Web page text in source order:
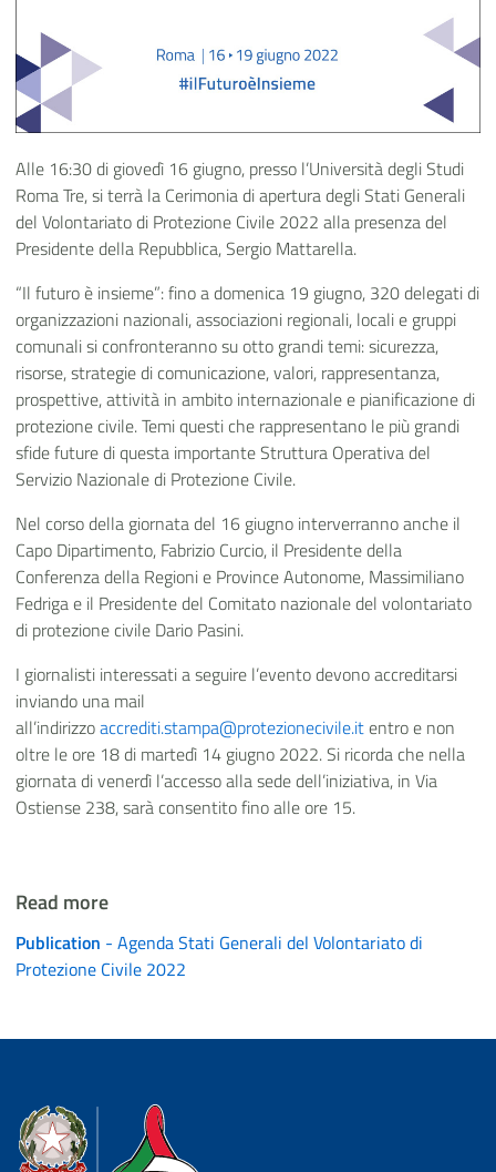
Alle 16:30 di giovedì 16 giugno, presso l’Università degli Studi
Roma Tre, si terrà la Cerimonia di apertura degli Stati Generali
del Volontariato di Protezione Civile 2022 alla presenza del
Presidente della Repubblica, Sergio Mattarella.
“Il futuro è insieme”: fino a domenica 19 giugno, 320 delegati di
organizzazioni nazionali, associazioni regionali, locali e gruppi
comunali si confronteranno su otto grandi temi: sicurezza,
risorse, strategie di comunicazione, valori, rappresentanza,
prospettive, attività in ambito internazionale e pianificazione di
protezione civile. Temi questi che rappresentano le più grandi
sfide future di questa importante Struttura Operativa del
Servizio Nazionale di Protezione Civile.
Nel corso della giornata del 16 giugno interverranno anche il
Capo Dipartimento, Fabrizio Curcio, il Presidente della
Conferenza della Regioni e Province Autonome, Massimiliano
Fedriga e il Presidente del Comitato nazionale del volontariato
di protezione civile Dario Pasini.
I giornalisti interessati a seguire l’eventodevono accreditarsi
inviando una mail
all’indirizzoaccrediti.stampa@protezionecivile.itentro e non
oltre le ore 18 di martedì 14 giugno 2022.Si ricorda che nella
giornata di venerdì l’accesso alla sede dell’iniziativa, in Via
Ostiense 238, sarà consentito fino alle ore 15.
Read more
Publication - Agenda Stati Generali del Volontariato di
Protezione Civile 2022
Dipartimento della Protezione Civile